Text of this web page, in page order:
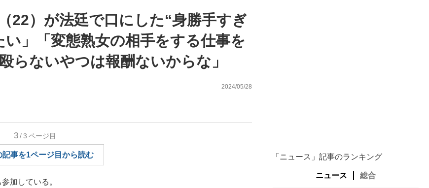
が証言した“NPB聞... 「クマが悪者扱いされているのが悲しい」『北の国から』倉本聰氏（91...
日本代表・森保一監督...
22）が法廷で口にした“身勝手すぎ
」「変態熟女の相手をする仕事を
らないやつは報酬ないからな」
2024/05/28
3/3 ページ目
記事を1ページ目から読む
加している。
「ニュース」記事のランキング
ニュース 総合